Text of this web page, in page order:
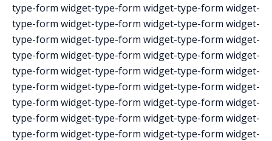
type-form widget-type-form widget-type-form widget-
type-form widget-type-form widget-type-form widget-
type-form widget-type-form widget-type-form widget-
type-form widget-type-form widget-type-form widget-
type-form widget-type-form widget-type-form widget-
type-form widget-type-form widget-type-form widget-
type-form widget-type-form widget-type-form widget-
type-form widget-type-form widget-type-form widget-
type-form widget-type-form widget-type-form widget-